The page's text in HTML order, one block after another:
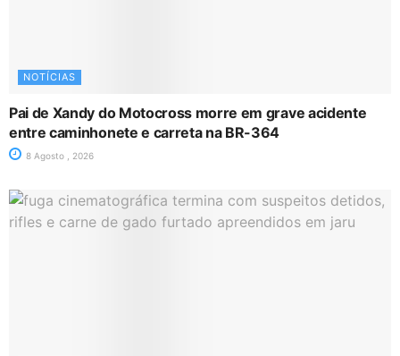
NOTÍCIAS
Pai de Xandy do Motocross morre em grave acidente
entre caminhonete e carreta na BR-364
8 Agosto , 2026